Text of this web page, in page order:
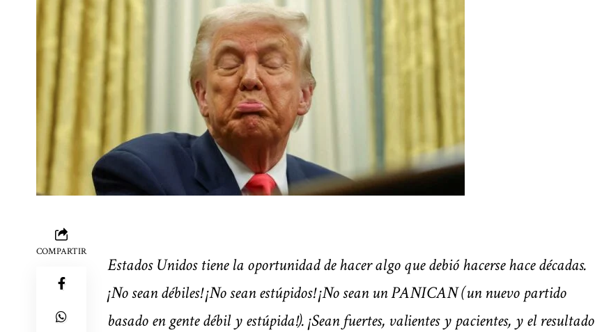
COMPARTIR
Estados Unidos tiene la oportunidad de hacer algo que debió hacerse hace décadas.
¡No sean débiles! ¡No sean estúpidos! ¡No sean un PANICAN (un nuevo partido
basado en gente débil y estúpida!). ¡Sean fuertes, valientes y pacientes, y el resultado